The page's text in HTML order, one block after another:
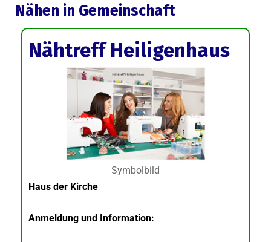
Nähen in Gemeinschaft
Nähtreff Heiligenhaus
Symbolbild
Haus der Kirche
Anmeldung und Information: